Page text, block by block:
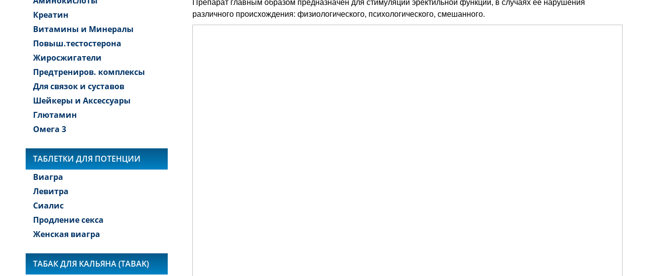
Креатин
Витамины и Минералы
Повыш.тестостерона
Жиросжигатели
Предтрениров. комплексы
Для связок и суставов
Шейкеры и Аксессуары
Глютамин
Омега 3
ТАБЛЕТКИ ДЛЯ ПОТЕНЦИИ
Виагра
Левитра
Сиалис
Продление секса
Женская виагра
ТАБАК ДЛЯ КАЛЬЯНА (TABAK)
различного происхождения: физиологического, психологического, смешанного.